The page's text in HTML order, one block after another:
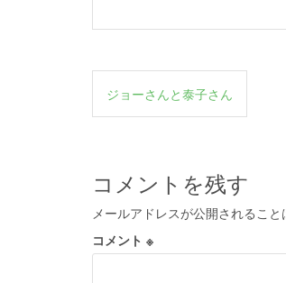
投
稿
ビ
ゲ
ー
シ
ジョーさんと泰子さん
コメントを残す
メールアドレスが公開されること
コメント ※